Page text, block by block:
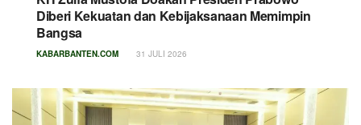
Diberi Kekuatan dan Kebijaksanaan Memimpin
Bangsa
KABARBANTEN.COM 31 JULI 2026